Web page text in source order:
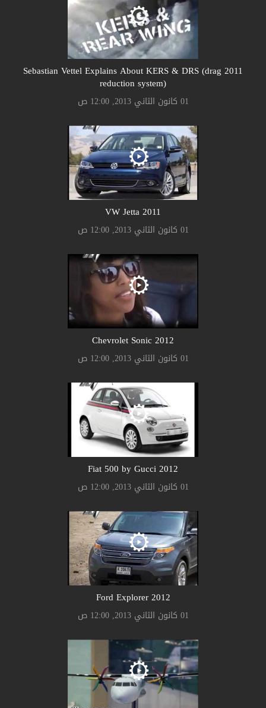
2011 Sebastian Vettel Explains About KERS & DRS (drag
reduction system)
01 كانون الثاني 2013, 12:00 ص
2011 VW Jetta
01 كانون الثاني 2013, 12:00 ص
2012 Chevrolet Sonic
01 كانون الثاني 2013, 12:00 ص
2012 Fiat 500 by Gucci
01 كانون الثاني 2013, 12:00 ص
2012 Ford Explorer
01 كانون الثاني 2013, 12:00 ص